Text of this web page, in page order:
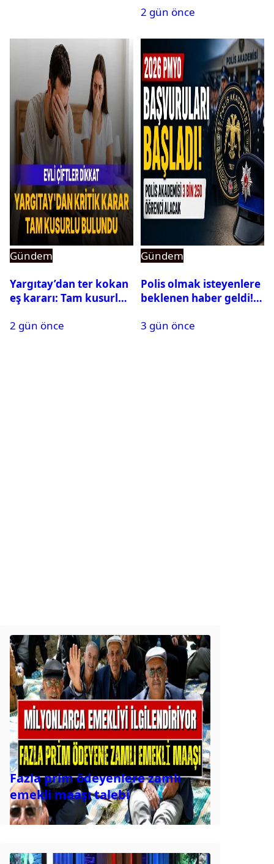
2 gün önce
Gündem
Yargıtay’dan ter kokan
eş kararı: Tam kusurlu
2 gün önce
Gündem
Polis olmak isteyenlere
beklenen haber geldi!
3 gün önce
Fazla prim ödeyenlere zamlı
emekli maaşı talebi